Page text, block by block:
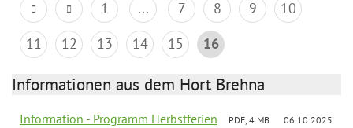
1 ... 7 8 9
10
11
12 13 14 15 16
Informationen aus dem Hort Brehna
Information - Programm Herbstferien PDF, 4 MB 06.10.2025